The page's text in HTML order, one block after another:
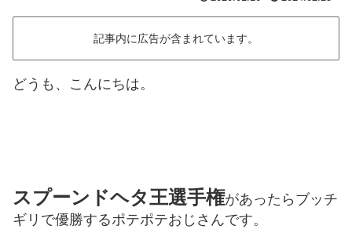
記事内に広告が含まれています。
どうも、こんにちは。
スプーンドヘタ王選手権があったらブッチ
ギリで優勝するポテポテおじさんです。